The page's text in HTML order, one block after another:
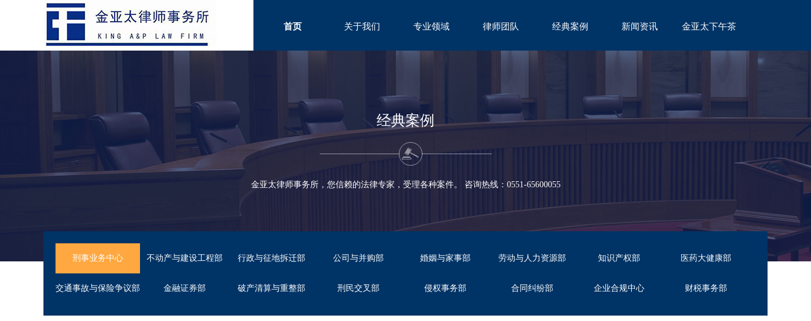
首页 关于我们
ABOUT
专业领域
FIELD
律师团队
TEAM
经典案例
CASE
新闻资讯
NEWS
金亚太下午茶
TEA
经典案例
金亚太律师事务所，您信赖的法律专家，受理各种案件。 咨询热线：0551-65600055
刑事业务中心 不动产与建设工程部 行政与征地拆迁部 公司与并购部 婚姻与家事部 劳动与人力资源部 知识产权部 医药大健康部
交通事故与保险争议部 金融证券部 破产清算与重整部 刑民交叉部 侵权事务部 合同纠纷部 企业合规中心 财税事务部